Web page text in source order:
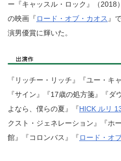
ー『キャッスル・ロック』（2018
の映画『ロード・オブ・カオス 』
演男優賞に輝いた。
『リッチー・リッチ』『ユー・キ
『サイン』『17歳の処方箋』『ダ
よなら、僕らの夏』『HICK ルリ
クスト・ジェネレーション』『ホ
館』『コロンバス』『ロード・オ